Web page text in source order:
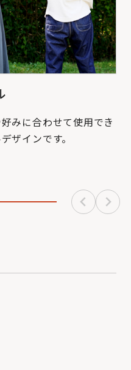
みに合わせて使用でき
ザインです。